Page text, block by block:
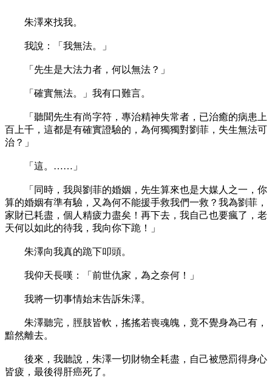
朱澤來找我。
我說：「我無法。」
「先生是大法力者，何以無法？」
「確實無法。」我有口難言。
「聽聞先生有尚字符，專治精神失常者，已治癒的病患上
百上千，這都是有確實證驗的，為何獨獨對劉菲，失生無法可
治？」
「這。……」
「同時，我與劉菲的婚姻，先生算來也是大媒人之一，你
算的婚姻有準有驗，又為何不能援手救我們一救？我為劉菲，
家財已耗盡，個人精疲力盡矣！再下去，我自己也要瘋了，老
天何以如此的待我，我向你下跪！」
朱澤向我真的跪下叩頭。
我仰天長嘆：「前世仇家，為之奈何！」
我將一切事情始末告訴朱澤。
朱澤聽完，脛肢皆軟，搖搖若喪魂魄，竟不覺身為己有，
黯然離去。
後來，我聽說，朱澤一切財物全耗盡，自己被懲罰得身心
皆疲，最後得肝癌死了。